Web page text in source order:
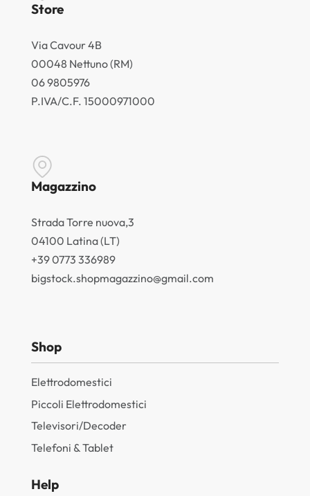
Store
Via Cavour 4B
00048 Nettuno (RM)
06 9805976
P.IVA/C.F. 15000971000
Magazzino
Strada Torre nuova,3
04100 Latina (LT)
+39 0773 336989
bigstock.shopmagazzino@gmail.com
Shop
Elettrodomestici
Piccoli Elettrodomestici
Televisori/Decoder
Telefoni & Tablet
Help